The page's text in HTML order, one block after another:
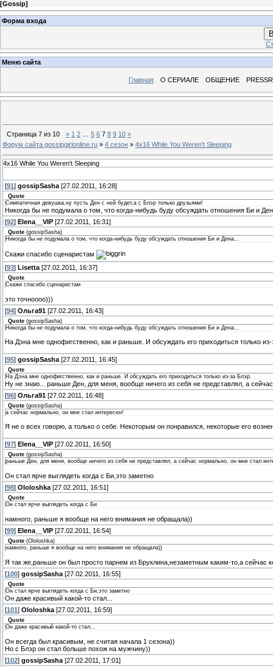
[Gossip]
Форма входа
Меню сайта
Главная О СЕРИАЛЕ ОБЩЕНИЕ
Страница 7 из 10 « 1 2 5 6 7 8 9 10 »
Форум сайта gossipgirlonline.ru » 4 сезон » 4x16 While You Weren't Sleeping
4x16 While You Weren't Sleeping
[91 ] gossipSasha [27.02.2011, 16:28]
Quote
Симпатичная девушка,ну пусть Ден с ней будет,а с Блэр только друзьями!
Никогда бы не подумала о том, что когда-нибудь буду обсуждать отношения Би и
[92] Elena__VIP [27.02.2011, 16:31]
Quote (gossipSasha)
Никогда бы не подумала о том, что когда-нибудь буду обсуждать отношения Би и Дена...
Скажи спасибо сценаристам
[93] Lisetta [27.02.2011, 16:37]
Quote
Скажи спасибо сценаристам
это точноооо)))
[94] Ольга91 [27.02.2011, 16:43]
Quote (gossipSasha)
Никогда бы не подумала о том, что когда-нибудь буду обсуждать отношения Би и Дена...
На Дэна мне однофигственно, как и раньше. И обсуждать его приходиться только
[95] gossipSasha [27.02.2011, 16:45]
Quote
На Дэна мне однофигственно, как и раньше. И обсуждать его приходиться только из-за Блэр.
Ну не знаю... раньше Ден, для меня, вообще ничего из себя не представлял, а
[96] Ольга91 [27.02.2011, 16:48]
Quote (gossipSasha)
а сейчас нормально, он мне стал интересен!
Я не о всех говорю, а только о себе. Некоторым он понравился, некоторые его
[97] Elena__VIP [27.02.2011, 16:50]
Quote (gossipSasha)
раньше Ден, для меня, вообще ничего из себя не представлял, а сейчас нормально, он мне стал
Он стал ярче выглядеть когда с Би,это заметно
[98] Ololoshka [27.02.2011, 16:51]
Quote
Он стал ярче выглядеть когда с Би
намного, раньше я вообще на него внимания не обращала))
[99] Elena__VIP [27.02.2011, 16:54]
Quote (Ololoshka)
намного, раньше я вообще на него внимания не обращала))
Я так же,раньше он был просто парнем из Бруклина,незаметным каким-то,а сейчас
[100] gossipSasha [27.02.2011, 16:55]
Quote
Он стал ярче выглядеть когда с Би,это заметно
Он даже красивый какой-то стал...
[101 ] Ololoshka [27.02.2011, 16:59]
Quote
Он даже красивый какой-то стал...
Он всегда был красивым, не считая начала 1 сезона))
Но с Блэр он стал больше похож на мужчину))
[102] gossipSasha [27.02.2011, 17:01]